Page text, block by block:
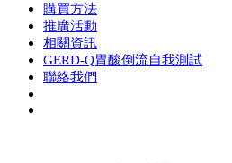
購買方法
推廣活動
相關資訊
GERD-Q胃酸倒流自我測試
聯絡我們